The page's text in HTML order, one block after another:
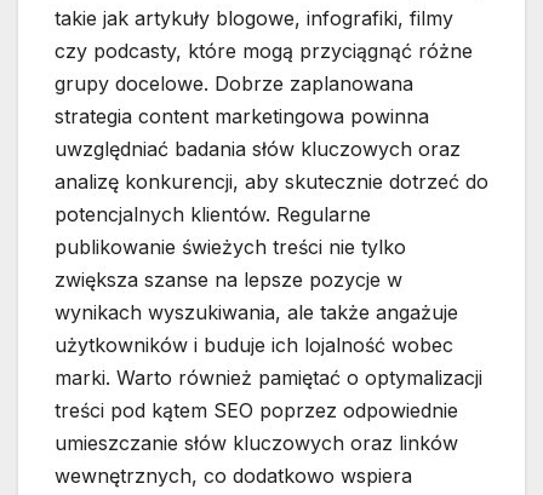
takie jak artykuły blogowe, infografiki, filmy
czy podcasty, które mogą przyciągnąć różne
grupy docelowe. Dobrze zaplanowana
strategia content marketingowa powinna
uwzględniać badania słów kluczowych oraz
analizę konkurencji, aby skutecznie dotrzeć do
potencjalnych klientów. Regularne
publikowanie świeżych treści nie tylko
zwiększa szanse na lepsze pozycje w
wynikach wyszukiwania, ale także angażuje
użytkowników i buduje ich lojalność wobec
marki. Warto również pamiętać o optymalizacji
treści pod kątem SEO poprzez odpowiednie
umieszczanie słów kluczowych oraz linków
wewnętrznych, co dodatkowo wspiera